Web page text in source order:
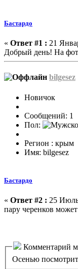
Бастардо
« Ответ #1 : 21
Добрый день! На
bilgesez
Новичок
Сообщений: 1
Пол:
Регион : крым
Имя: bilgesez
Бастардо
« Ответ #2 : 25
пару черенков
Комментарий
Осенью